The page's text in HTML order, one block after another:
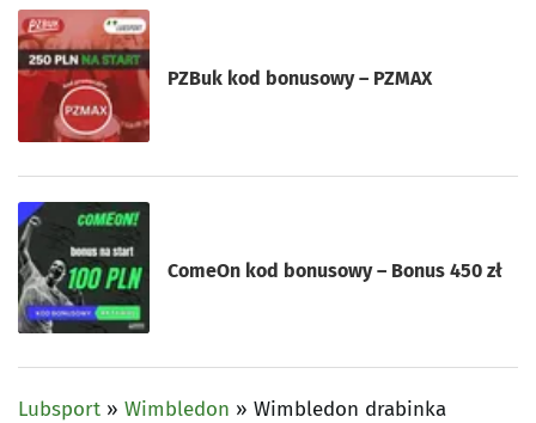
PZBuk kod bonusowy – PZMAX
ComeOn kod bonusowy – Bonus 450 zł
Lubsport » Wimbledon » Wimbledon drabinka